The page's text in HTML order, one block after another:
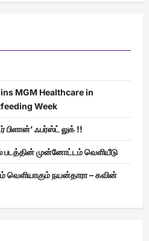
MGM Healthcare in
Week
பிளான்’ ஃபர்ஸ்ட் லுக் !!
படத்தின் முன்னோட்டம் வெளியீடு
வெளியாகும் நயன்தாரா – கவின்